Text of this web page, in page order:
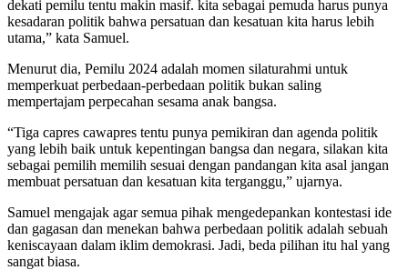
dekati pemilu tentu makin masif. kita sebagai pemuda harus punya
kesadaran politik bahwa persatuan dan kesatuan kita harus lebih
utama,” kata Samuel.
Menurut dia, Pemilu 2024 adalah momen silaturahmi untuk
memperkuat perbedaan-perbedaan politik bukan saling
mempertajam perpecahan sesama anak bangsa.
“Tiga capres cawapres tentu punya pemikiran dan agenda politik
yang lebih baik untuk kepentingan bangsa dan negara, silakan kita
sebagai pemilih memilih sesuai dengan pandangan kita asal jangan
membuat persatuan dan kesatuan kita terganggu,” ujarnya.
Samuel mengajak agar semua pihak mengedepankan kontestasi ide
dan gagasan dan menekan bahwa perbedaan politik adalah sebuah
keniscayaan dalam iklim demokrasi. Jadi, beda pilihan itu hal yang
sangat biasa.